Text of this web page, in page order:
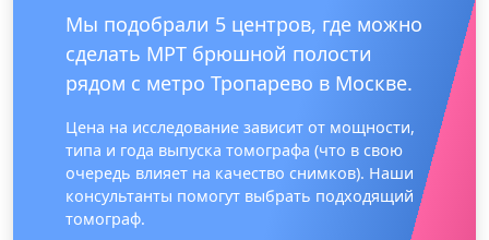
Мы подобрали 5 центров, где можно
сделать МРТ брюшной полости
рядом с метро Тропарево в Москве.
Цена на исследование зависит от мощности,
типа и года выпуска томографа (что в свою
очередь влияет на качество снимков). Наши
консультанты помогут выбрать подходящий
томограф.